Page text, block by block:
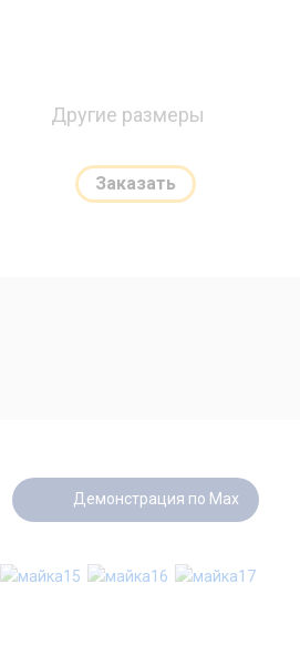
Другие размеры
Заказать
Демонстрация по Max